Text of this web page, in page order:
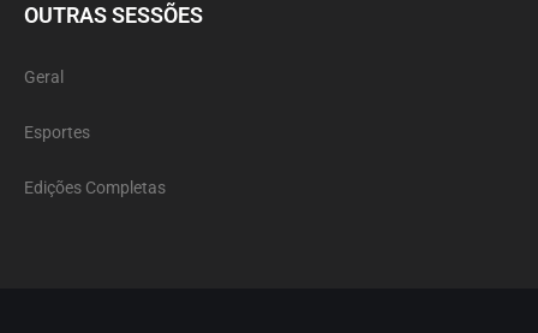
OUTRAS SESSÕES
Geral
Esportes
Edições Completas